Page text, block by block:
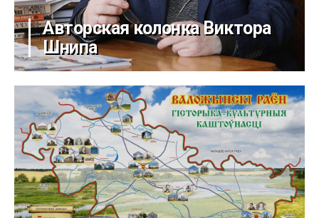
Авторская колонка Виктора
Шнипа